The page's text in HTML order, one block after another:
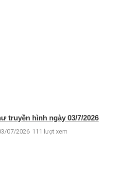
truyền hình ngày 03/7/2026
07/2026 111 lượt xem